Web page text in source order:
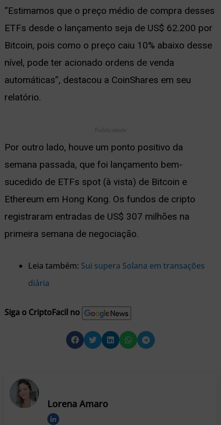
“Estimamos que o preço médio de compra desses
ETFs desde o lançamento seja de US$ 62.200 por
Bitcoin, pois como o preço caiu 10% abaixo desse
nível, pode ter acionado ordens de venda
automáticas”, destacou a CoinShares em seu
relatório.
Publicidade
Por outro lado, houve um ponto positivo da
semana passada, que foi lançamento bem-
sucedido de ETFs spot (à vista) de Bitcoin e
Ethereum em Hong Kong. Os fundos de cripto
registraram entradas de US$ 307 milhões na
primeira semana de negociação.
Leia também: Sui supera Solana em transações
diária
Siga o CriptoFacil no
Lorena Amaro